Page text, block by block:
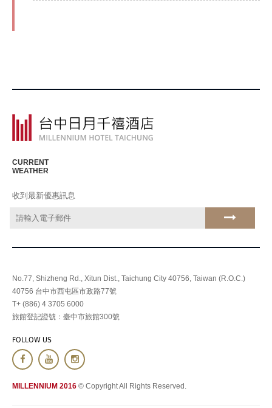
CURRENT
WEATHER
收到最新優惠訊息
No.77, Shizheng Rd., Xitun Dist., Taichung City 40756, Taiwan (R.O.C.)
40756 台中市西屯區市政路77號
T+ (886) 4 3705 6000
旅館登記證號：臺中市旅館300號
FOLLOW US
MILLENNIUM 2016 © Copyright All Rights Reserved.